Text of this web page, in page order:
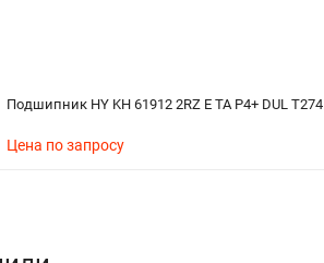
Подшипник HY KH 61912 2RZ E TA P4+ DUL T274
Цена по запросу